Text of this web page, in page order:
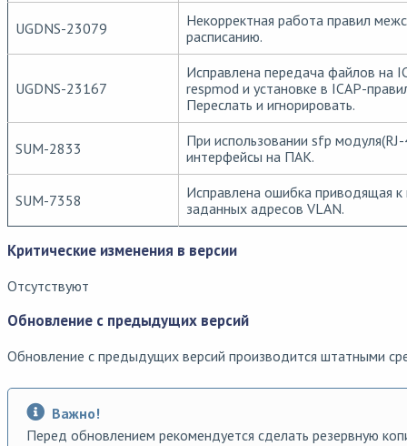
UGDNS-23079
Некорректная работа правил
расписанию.
UGDNS-23167
Исправлена передача файлов на
respmod и установке в ICAP-
Переслать и игнорировать.
SUM-2833
При использовании sfp
интерфейсы на ПАК.
SUM-7358
Исправлена ошибка приводящая к
заданных адресов VLAN.
Критические изменения в версии
Отсутствуют
Обновление с предыдущих версий
Обновление с предыдущих версий производится штатными
Важно!
Перед обновлением рекомендуется сделать резервную